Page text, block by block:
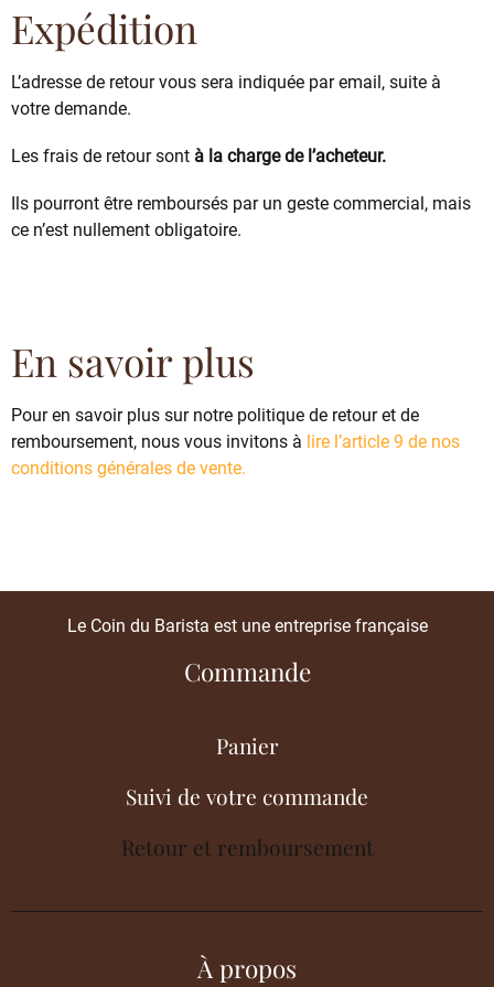
Expédition
L’adresse de retour vous sera indiquée par email, suite à
votre demande.
Les frais de retour sont à la charge de l’acheteur.
Ils pourront être remboursés par un geste commercial, mais
ce n’est nullement obligatoire.
En savoir plus
Pour en savoir plus sur notre politique de retour et de
remboursement, nous vous invitons à lire l’article 9 de nos
conditions générales de vente.
Le Coin du Barista est une entreprise française
Commande
Panier
Suivi de votre commande
Retour et remboursement
À propos